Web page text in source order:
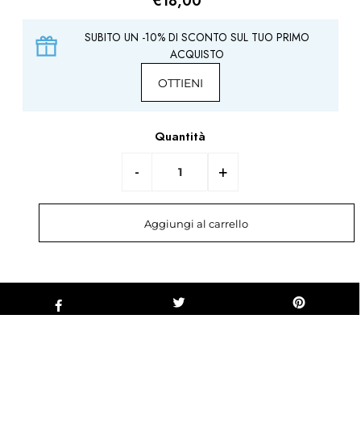
SUBITO UN -10% DI SCONTO SUL TUO PRIMO
ACQUISTO
OTTIENI
Quantità
- +